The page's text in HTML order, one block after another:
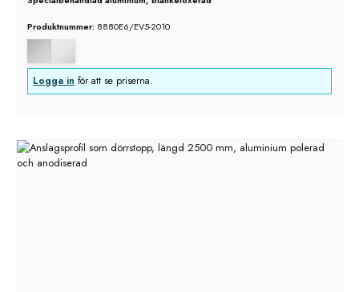
Produktnummer: 8880E6/EV5-2010
Logga in för att se priserna.